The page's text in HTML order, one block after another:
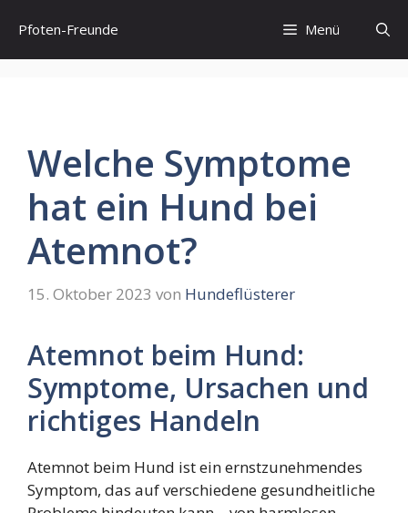
Inhalt
springen
Pfoten-Freunde Menü
Welche Symptome
hat ein Hund bei
Atemnot?
15. Oktober 2023 von Hundeflüsterer
Atemnot beim Hund:
Symptome, Ursachen und
richtiges Handeln
Atemnot beim Hund ist ein ernstzunehmendes
Symptom, das auf verschiedene gesundheitliche